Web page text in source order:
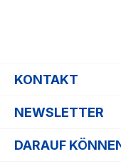
KONTAKT
NEWSLETTER
DARAUF